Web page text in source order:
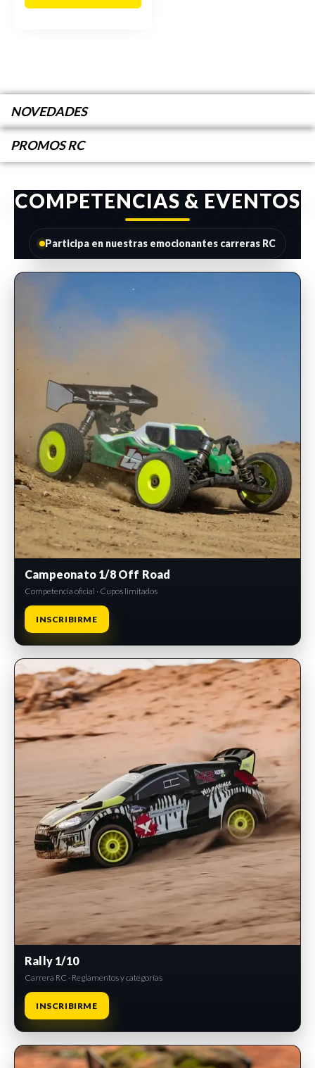
NOVEDADES
PROMOS RC
COMPETENCIAS & EVENTOS
Participa en nuestras emocionantes carreras RC
INSCRIPCIONES ABIERTAS
Campeonato 1/8 Off Road
Competencia oficial · Cupos limitados
INSCRIBIRME
INSCRIPCIONES ABIERTAS
Rally 1/10
Carrera RC · Reglamentos y categorías
INSCRIBIRME
INSCRIPCIONES ABIERTAS